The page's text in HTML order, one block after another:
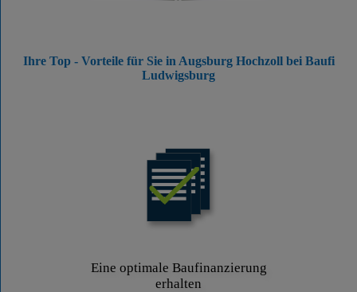
Ihre Top - Vorteile für Sie in Augsburg Hochzoll bei Baufi
Ludwigsburg
Eine optimale Baufinanzierung
erhalten